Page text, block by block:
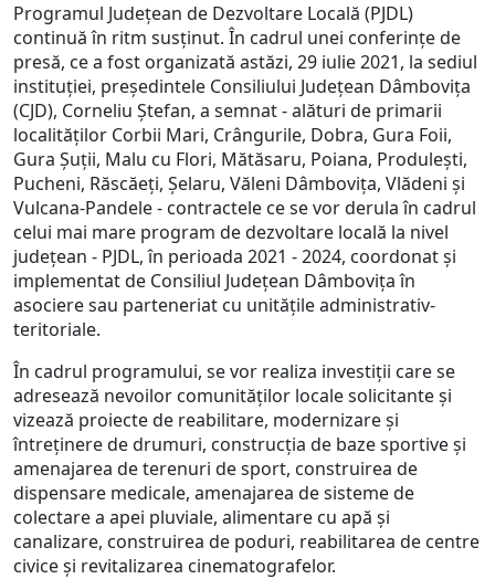
Programul Județean de Dezvoltare Locală (PJDL)
continuă în ritm susținut. În cadrul unei conferințe de
presă, ce a fost organizată astăzi, 29 iulie 2021, la sediul
instituției, președintele Consiliului Județean Dâmbovița
(CJD), Corneliu Ștefan, a semnat - alături de primarii
localităților Corbii Mari, Crângurile, Dobra, Gura Foii,
Gura Șuții, Malu cu Flori, Mătăsaru, Poiana, Produlești,
Pucheni, Răscăeți, Șelaru, Văleni Dâmbovița, Vlădeni și
Vulcana-Pandele - contractele ce se vor derula în cadrul
celui mai mare program de dezvoltare locală la nivel
județean - PJDL, în perioada 2021 - 2024, coordonat și
implementat de Consiliul Județean Dâmbovița în
asociere sau parteneriat cu unitățile administrativ-
teritoriale.
În cadrul programului, se vor realiza investiții care se
adresează nevoilor comunităților locale solicitante și
vizează proiecte de reabilitare, modernizare și
întreținere de drumuri, construcția de baze sportive și
amenajarea de terenuri de sport, construirea de
dispensare medicale, amenajarea de sisteme de
colectare a apei pluviale, alimentare cu apă și
canalizare, construirea de poduri, reabilitarea de centre
civice și revitalizarea cinematografelor.